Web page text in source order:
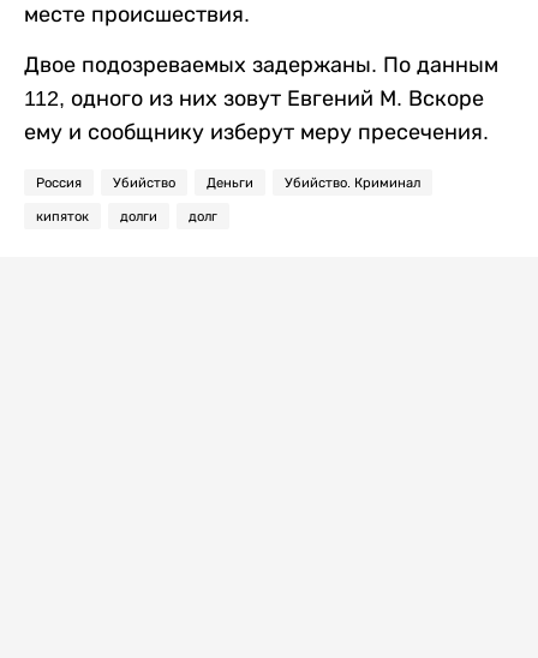
месте происшествия.
Двое подозреваемых задержаны. По данным
112, одного из них зовут Евгений М. Вскоре
ему и сообщнику изберут меру пресечения.
Россия Убийство Деньги Убийство. Криминал
кипяток долги долг